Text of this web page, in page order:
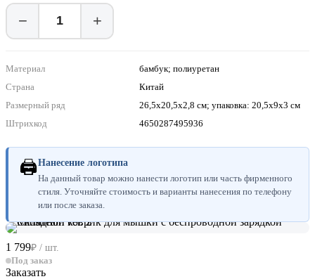
− +
Материал
бамбук; полиуретан
Страна
Китай
Размерный ряд
26,5x20,5x2,8 см; упаковка: 20,5x9x3 см
Штрихкод
4650287495936
🖨Нанесение логотипа
На данный товар можно нанести логотип или часть фирменного
стиля. Уточняйте стоимость и варианты нанесения по телефону
или после заказа.
1 799₽ / шт.
Под заказ
Заказать